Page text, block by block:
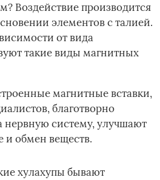
Воздействие производится
элементов с талией.
от вида
такие виды магнитных
магнитные вставки,
благотворно
нервную систему, улучшают
и обмен веществ.
хулахупы бывают